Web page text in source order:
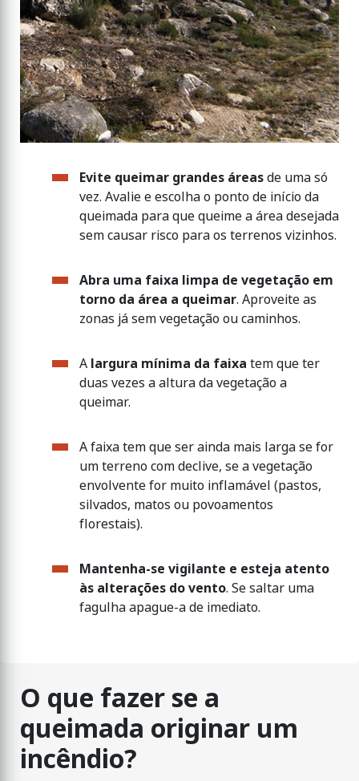
Evite queimar grandes áreasde uma só
vez. Avalie e escolha o ponto de início da
queimada para que queime a área desejada
sem causar risco para os terrenos vizinhos.
Abra uma faixa limpa de vegetação em
torno da área a queimar. Aproveite as
zonas já sem vegetação ou caminhos.
A largura mínima da faixa tem que ter
duas vezes a altura da vegetação a
queimar.
A faixa tem que ser ainda mais larga se for
um terreno com declive, se a vegetação
envolvente for muito inflamável (pastos,
silvados, matos ou povoamentos
florestais).
Mantenha-se vigilante e esteja atento
às alterações do vento. Se saltar uma
fagulha apague-a de imediato.
O que fazer se a
queimada originar um
incêndio?